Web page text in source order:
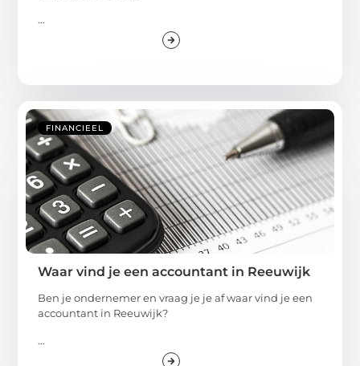
...
FINANCIEEL
Waar vind je een accountant in Reeuwijk
Ben je ondernemer en vraag je je af waar vind je een
accountant in Reeuwijk?
...